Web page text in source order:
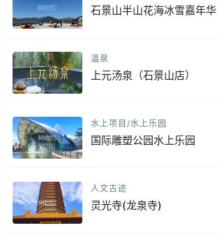
石景山半山花海冰雪嘉年华
温泉
上元汤泉（石景山店）
水上项目/水上乐园
国际雕塑公园水上乐园
人文古迹
灵光寺(龙泉寺)